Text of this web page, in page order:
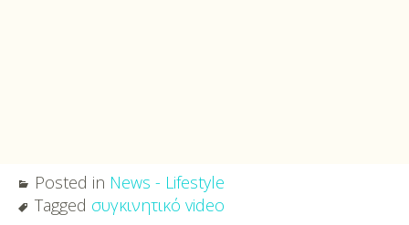
Posted in News - Lifestyle
Tagged συγκινητικό video